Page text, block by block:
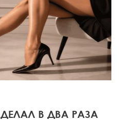
В ДВА РАЗА